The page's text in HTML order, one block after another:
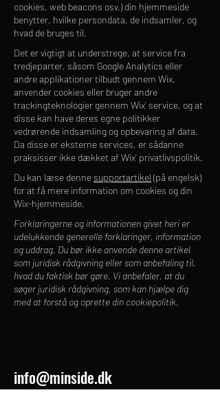
cookies, web beacons osv.) din hjemmeside
benytter, hvilke persondata, de indsamler, og
hvad de bruges til.
Det er vigtigt at understrege, at service fra
tredjeparter, såsom Google Analytics eller
andre applikationer tilbudt gennem Wix,
anvender cookies eller bruger andre
trackingteknologier gennem Wix’ service, og at
disse kan have deres egne politikker
vedrørende indsamling og opbevaring af data.
Da disse er eksterne services, er sådanne
praksisser ikke dækket af Wix’ privatlivspolitik.
Du kan læse denne supportartikel (på engelsk)
for at få mere information om cookies og din
Wix-hjemmeside.
Forklaringerne og informationen givet heri er
udelukkende generelle forklaringer, information
og uddrag. Du bør ikke anvende denne artikel
som juridisk rådgivning eller som anbefaling til,
hvad du faktisk bør gøre. Vi anbefaler, at du
søger juridisk rådgivning, som kan hjælpe dig
med at forstå og oprette din cookiepolitik.
info@minside.dk